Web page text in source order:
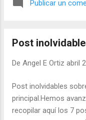
Publicar un
Post
De Angel E Ortiz abril
Post inolvidables
principal.Hemos
recopilar aquí los 7